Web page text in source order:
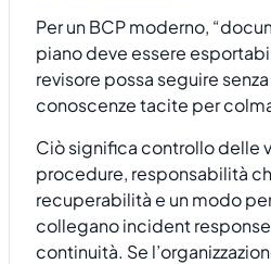
Per un BCP moderno,
piano deve essere
revisore possa seguire
conoscenze tacite per
Ciò significa controllo delle
procedure, responsabilità
recuperabilità e un modo
collegano incident
continuità. Se